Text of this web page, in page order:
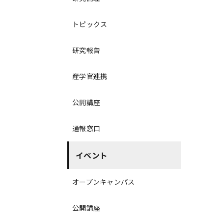
トピックス
研究報告
産学官連携
公開講座
通報窓口
イベント
オープンキャンパス
公開講座